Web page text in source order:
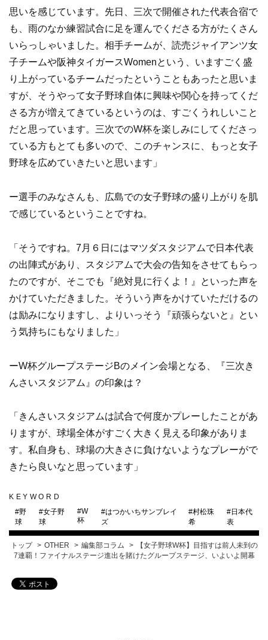
思いを感じています。先日、三次で開催された代表合宿で
も、雨のなか練習試合に足を運んでくださる方がたくさん
いらっしゃいました。相手チームが、読売ジャイアンツ女
子チームや阪神タイガースWomenという、いますごく盛
り上がっているチームだったということもあったと思いま
すが、そうやって女子野球自体に興味や関心を持ってくだ
さる方が増えてきているというのは、すごくうれしいこと
だと思っています。三次でのW杯を楽しみにしてくださっ
ている方もとても多いので、このチャンスに、もっと女子
野球を広めていきたいと思います」
ー選手のみなさんも、広島での女子野球の盛り上がりを肌
で感じているということですね。
「そうですね。7月６日にはマツダスタジアムで日本代表
の出陣式があり、スタジアムで大会の告知をさせてもらっ
たのですが、そこでも『絶対見に行くよ！』といった声を
かけていただきました。そういう声をかけていただけるの
は励みになりますし、よりいっそう『頑張らないと』とい
う気持ちにもなりました」
ーW杯グループステージBのメイン会場となる、『三次き
んさいスタジアム』の印象は？
「きんさいスタジアムは試合で何度かプレーしたことがあ
りますが、球場全体がすごく大きく見える印象がありま
す。私自身も、球場の大きさに負けないようなプレーがで
きたら良いなと思っています」
KEYWORD
#野
球
#女子野
球
#W
杯
#はつかいちサンブレイ
ズ
#村松珠
希
#日本代
表
トップ OTHER 編集部コラム
【女子野球W杯】目指すは前人未到の
7連覇！ファイナルステージ進出を賭けたグループステージ、いよいよ開幕